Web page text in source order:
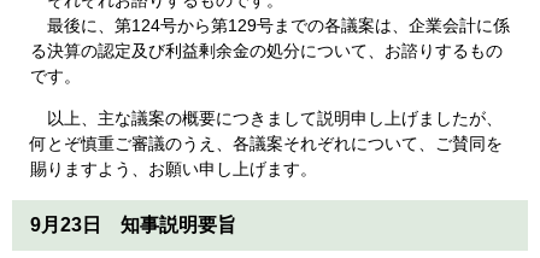
最後に、第124号から第129号までの各議案は、企業会計に係
る決算の認定及び利益剰余金の処分について、お諮りするもの
です。
以上、主な議案の概要につきまして説明申し上げましたが、
何とぞ慎重ご審議のうえ、各議案それぞれについて、ご賛同を
賜りますよう、お願い申し上げます。
9月23日 知事説明要旨